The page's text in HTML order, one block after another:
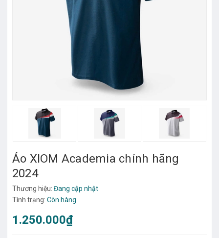
Áo XIOM Academia chính hãng
2024
Thương hiệu: Đang cập nhật
Tình trạng: Còn hàng
1.250.000₫